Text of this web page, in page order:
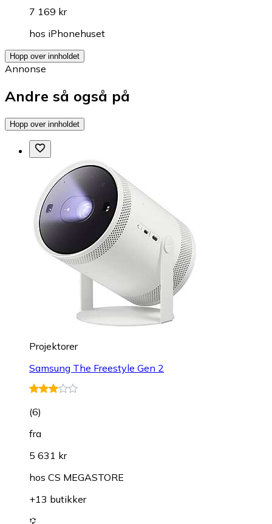
7 169 kr
hos iPhonehuset
Hopp over innholdet
Annonse
Andre så også på
Hopp over innholdet
Projektorer
Samsung The Freestyle Gen 2
(6)
fra
5 631 kr
hos CS MEGASTORE
+13 butikker